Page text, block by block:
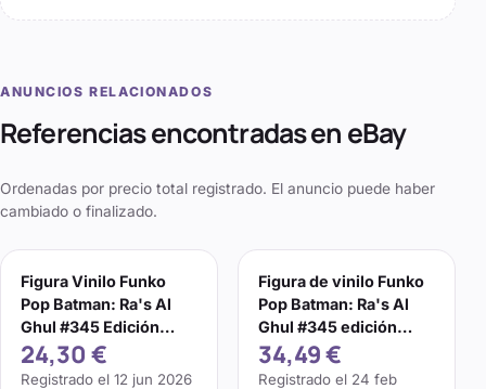
ANUNCIOS RELACIONADOS
Referencias encontradas en eBay
Ordenadas por precio total registrado. El anuncio puede haber
cambiado o finalizado.
Figura Vinilo Funko
Pop Batman: Ra's Al
Ghul #345 Edición
Especial DC Comics
24,30 €
Registrado el 12 jun 2026
Figura de vinilo Funko
Pop Batman: Ra's Al
Ghul #345 edición
especial DC Comics
34,49 €
Registrado el 24 feb